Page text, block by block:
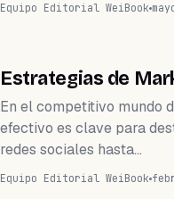
Equipo Editorial WeiBook
BARBERÍA
Estrategias de
En el competitivo mundo
efectivo es clave para
redes sociales hasta…
Equipo Editorial WeiBook